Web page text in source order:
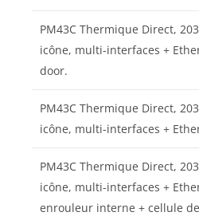
PM43C Thermique Direct,
icône, multi-interfaces +
door.
PM43C Thermique Direct,
icône, multi-interfaces +
PM43C Thermique Direct,
icône, multi-interfaces +
enrouleur interne + cellule